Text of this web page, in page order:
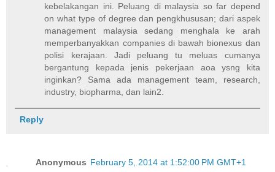
kebelakangan ini. Peluang di malaysia so far depend
on what type of degree dan pengkhususan; dari aspek
management malaysia sedang menghala ke arah
memperbanyakkan companies di bawah bionexus dan
polisi kerajaan. Jadi peluang tu meluas cumanya
bergantung kepada jenis pekerjaan aoa ysng kita
inginkan? Sama ada management team, research,
industry, biopharma, dan lain2.
Reply
Anonymous February 5, 2014 at 1:52:00 PM GMT+1